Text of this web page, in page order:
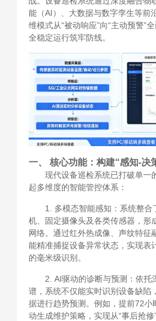
能（AI）、大数据与数字孪生等前
维模式从“被动响应”向“主动预警”
全稳定运行筑牢防线。
一、 核心功能：构建“感知-决
现代设备巡检系统已打破单一
起多维度的智能管控体系：
1. 多模态智能感知：系统整合
机、固定摄像头及各类传感器，形
网络。通过红外热成像、声纹特征
能精准捕捉设备异常状态，实现表
的毫米级识别。
2. AI驱动的诊断与预测：依托
谱，系统不仅能实时识别设备缺陷
据进行趋势预测。例如，提前72小
动生成维护策略，实现从“事后抢修